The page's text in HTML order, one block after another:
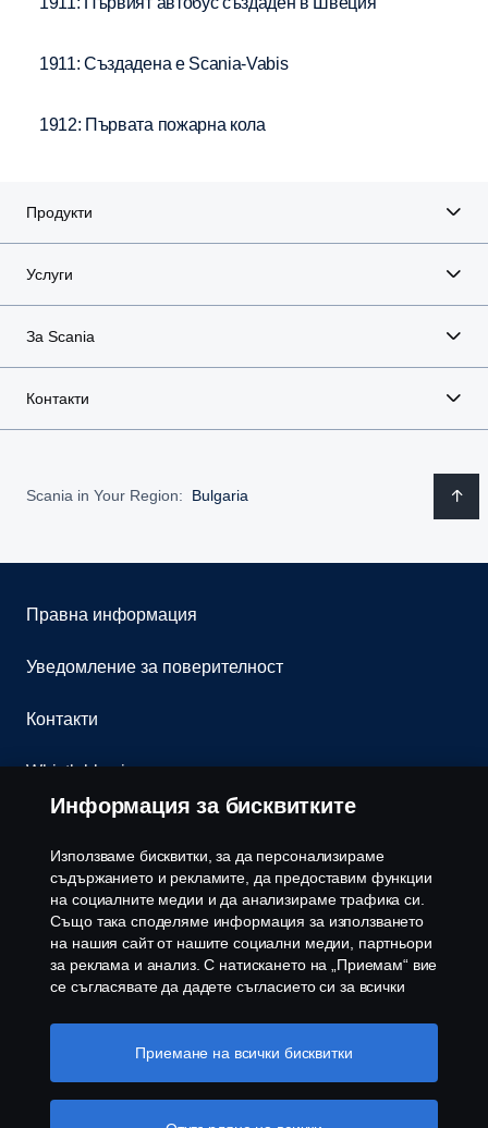
1911: Създадена е Scania-Vabis
1912: Първата пожарна кола
Продукти
Услуги
За Scania
Контакти
Scania in Your Region: Bulgaria
Правна информация
Уведомление за поверителност
Контакти
Whistleblowing
Бюлетин
Политика за бисквитки
Настройки на бисквитките
Информация за бисквитките
Използваме бисквитки, за да персонализираме
съдържанието и рекламите, да предоставим функции
на социалните медии и да анализираме трафика си.
Също така споделяме информация за използването
на нашия сайт от нашите социални медии, партньори
за реклама и анализ. С натискането на „Приемам“ вие
се съгласявате да дадете съгласието си за всички
споделя. Можете също така да управлявате своите
бисквитки, като щракнете върху „Настройки на
Приемане на всички бисквитки